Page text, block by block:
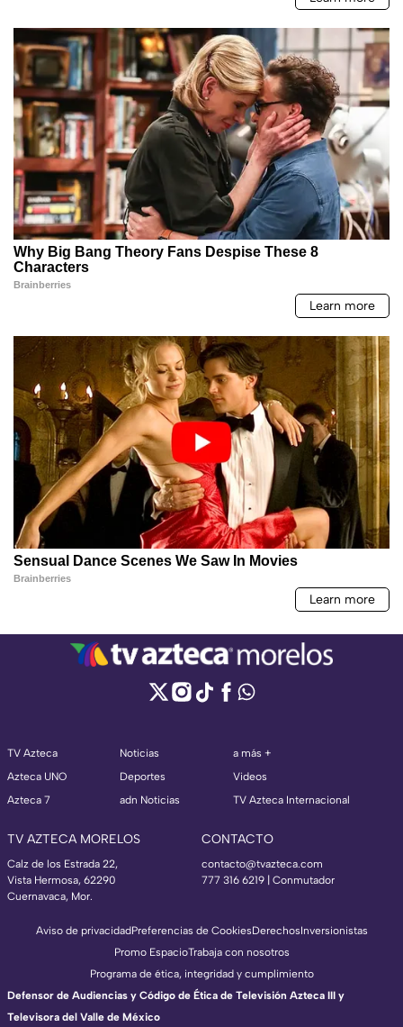
TV Azteca
Azteca UNO
Azteca 7
Noticias
Deportes
adn Noticias
a más +
Videos
TV Azteca Internacional
TV AZTECA MORELOS
Calz de los Estrada 22,
Vista Hermosa, 62290
Cuernavaca, Mor.
CONTACTO
contacto@tvazteca.com
777 316 6219 | Conmutador
Aviso de privacidadPreferencias de CookiesDerechosInversionistas
Promo EspacioTrabaja con nosotros
Programa de ética, integridad y cumplimiento
Defensor de Audiencias y Código de Ética de Televisión Azteca III y
Televisora del Valle de México